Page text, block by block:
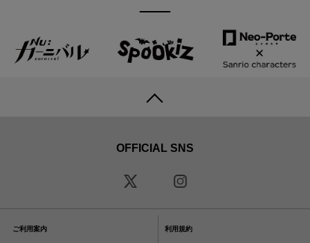
OFFICIAL SNS
ご利用案内 利用規約